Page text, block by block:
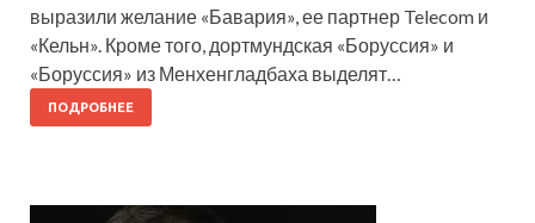
выразили желание «Бавария», ее партнер Telecom и
«Кельн». Кроме того, дортмундская «Боруссия» и
«Боруссия» из Менхенгладбаха выделят…
ПОДРОБНЕЕ